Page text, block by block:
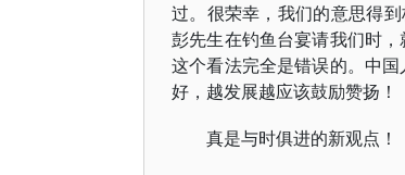
过。很荣幸，我们的意思得
彭先生在钓鱼台宴请我们时
这个看法完全是错误的。中
好，越发展越应该鼓励赞扬！
真是与时俱进的新观点！